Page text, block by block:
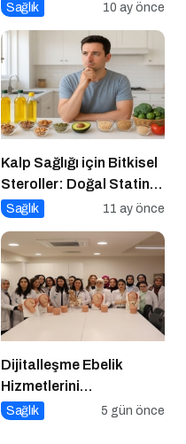
Sağlık 10 ay önce
Kalp Sağlığı için Bitkisel
Steroller: Doğal Statin
Etkisi
Sağlık 11 ay önce
Dijitalleşme Ebelik
Hizmetlerini
Dönüştürüyor
Sağlık 5 gün önce